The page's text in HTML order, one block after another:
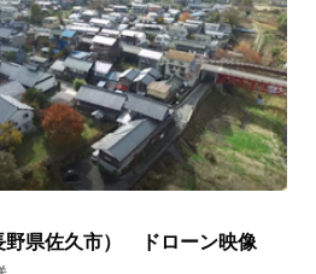
県佐久市） ドローン映像